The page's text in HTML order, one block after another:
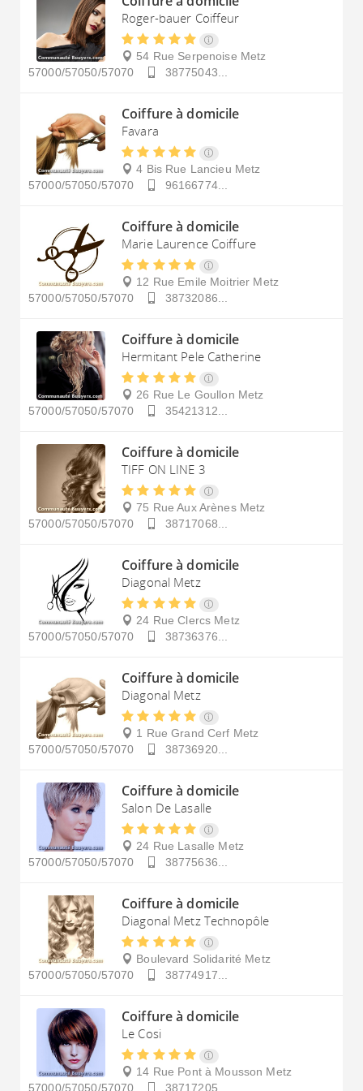
Roger-bauer Coiffeur
54 Rue Serpenoise Metz
57000/57050/57070
38775043...
Coiffure à domicile
Favara
4 Bis Rue Lancieu Metz
57000/57050/57070
96166774...
Coiffure à domicile
Marie Laurence Coiffure
12 Rue Emile Moitrier Metz
57000/57050/57070
38732086...
Coiffure à domicile
Hermitant Pele Catherine
26 Rue Le Goullon Metz
57000/57050/57070
35421312...
Coiffure à domicile
TIFF ON LINE 3
75 Rue Aux Arènes Metz
57000/57050/57070
38717068...
Coiffure à domicile
Diagonal Metz
24 Rue Clercs Metz
57000/57050/57070
38736376...
Coiffure à domicile
Diagonal Metz
1 Rue Grand Cerf Metz
57000/57050/57070
38736920...
Coiffure à domicile
Salon De Lasalle
24 Rue Lasalle Metz
57000/57050/57070
38775636...
Coiffure à domicile
Diagonal Metz Technopôle
Boulevard Solidarité Metz
57000/57050/57070
38774917...
Coiffure à domicile
Le Cosi
14 Rue Pont à Mousson Metz
57000/57050/57070
38717205...